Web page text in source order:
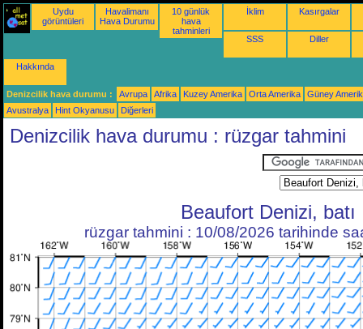
Uydu
görüntüleri
Havalimanı
Hava Durumu
10 günlük
hava
tahminleri
İklim Kasırgalar
SSS Diller
Hakkında
Denizcilik hava durumu : Avrupa Afrika Kuzey Amerika Orta Amerika
Güney
Avustralya
Hint Okyanusu Diğerleri
Denizcilik hava durumu : rüzgar tahmini
Beaufort Denizi, batı
rüzgar tahmini : 10/08/2026 tarihinde